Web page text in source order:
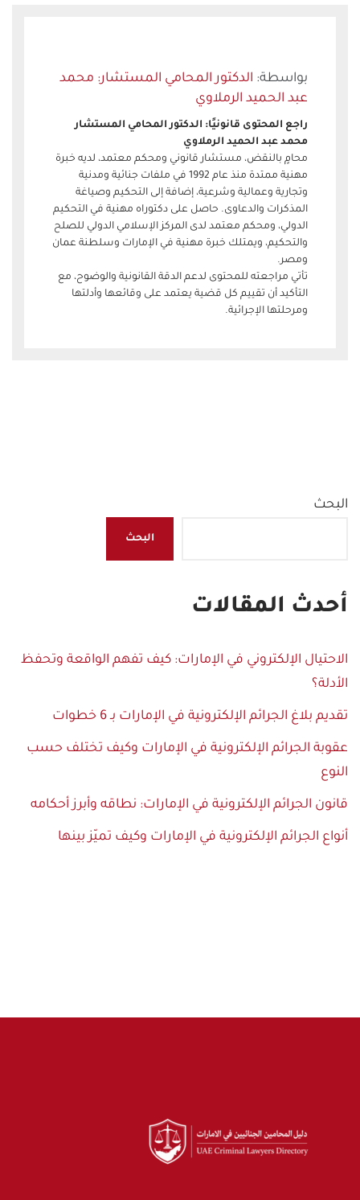
الدكتور المحامي المستشار: محمد
عبد الحميد الرملاوي
راجع المحتوى قانونيًا: الدكتور المحامي المستشار
محمد عبد الحميد الرملاوي
محامٍ بالنقض، مستشار قانوني ومحكم معتمد، لديه خبرة
مهنية ممتدة منذ عام 1992 في ملفات جنائية ومدنية
وتجارية وعمالية وشرعية، إضافة إلى التحكيم وصياغة
المذكرات والدعاوى. حاصل على دكتوراه مهنية في التحكيم
الدولي، ومحكم معتمد لدى المركز الإسلامي الدولي للصلح
والتحكيم، ويمتلك خبرة مهنية في الإمارات وسلطنة عمان
ومصر.
تأتي مراجعته للمحتوى لدعم الدقة القانونية والوضوح، مع
التأكيد أن تقييم كل قضية يعتمد على وقائعها وأدلتها
ومرحلتها الإجرائية.
البحث
البحث
أحدث المقالات
الاحتيال الإلكتروني في الإمارات: كيف تفهم الواقعة وتحفظ
الأدلة؟
تقديم بلاغ الجرائم الإلكترونية في الإمارات بـ 6 خطوات
عقوبة الجرائم الإلكترونية في الإمارات وكيف تختلف حسب
النوع
قانون الجرائم الإلكترونية في الإمارات: نطاقه وأبرز أحكامه
أنواع الجرائم الإلكترونية في الإمارات وكيف تميّز بينها